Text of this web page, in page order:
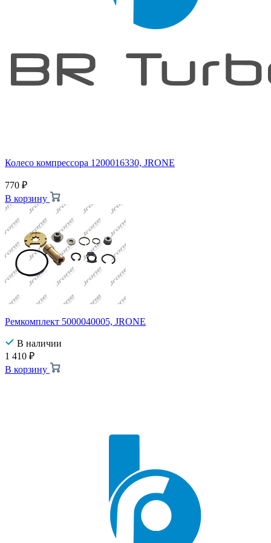
Колесо компрессора 1200016330, JRONE
770 ₽
В корзину
Ремкомплект 5000040005, JRONE
В наличии
1 410 ₽
В корзину